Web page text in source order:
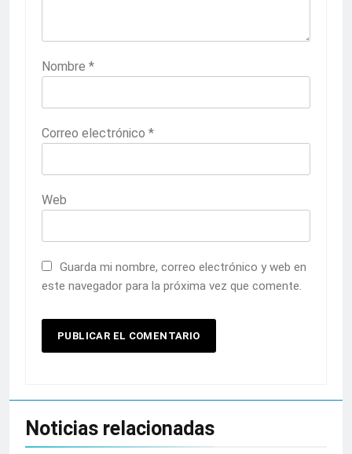
Nombre *
Correo electrónico *
Web
Guarda mi nombre, correo electrónico y web en
este navegador para la próxima vez que comente.
Noticias relacionadas